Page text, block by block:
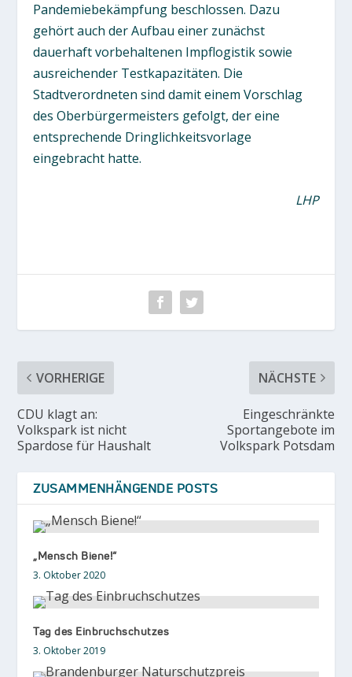
Pandemiebekämpfung beschlossen. Dazu
gehört auch der Aufbau einer zunächst
dauerhaft vorbehaltenen Impflogistik sowie
ausreichender Testkapazitäten. Die
Stadtverordneten sind damit einem Vorschlag
des Oberbürgermeisters gefolgt, der eine
entsprechende Dringlichkeitsvorlage
eingebracht hatte.
LHP
VORHERIGE
CDU klagt an:
Volkspark ist nicht
Spardose für Haushalt
NÄCHSTE
Eingeschränkte
Sportangebote im
Volkspark Potsdam
ZUSAMMENHÄNGENDE POSTS
„Mensch Biene!“
3. Oktober 2020
Tag des Einbruchschutzes
3. Oktober 2019